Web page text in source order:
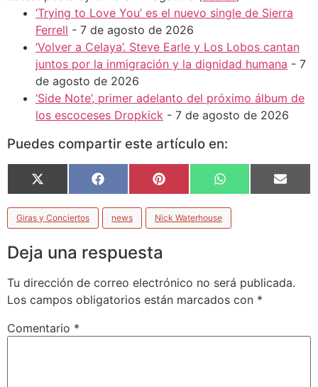
‘Trying to Love You’ es el nuevo single de Sierra
Ferrell - 7 de agosto de 2026
‘Volver a Celaya’. Steve Earle y Los Lobos cantan
juntos por la inmigración y la dignidad humana - 7
de agosto de 2026
‘Side Note’, primer adelanto del próximo álbum de
los escoceses Dropkick - 7 de agosto de 2026
Puedes compartir este artículo en:
X
(Twitter)
Facebook Pinterest WhatsApp Email
Giras y Conciertos news Nick Waterhouse
Deja una respuesta
Tu dirección de correo electrónico no será publicada.
Los campos obligatorios están marcados con *
Comentario *